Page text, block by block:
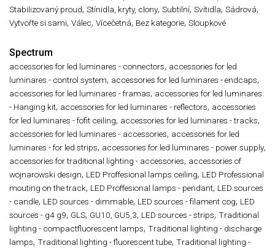
Stabilizovaný proud, Stínidla, kryty, clony, Subtilní, Svítidla, Sádrová,
Vytvořte si sami, Válec, Vícečetná, Bez kategorie, Sloupkové
Spectrum
accessories for led luminares - connectors, accessories for led
luminares - control system, accessories for led luminares - endcaps,
accessories for led luminares - framas, accessories for led luminares
- Hanging kit, accessories for led luminares - reflectors, accessories
for led luminares - fofit ceiling, accessories for led luminares - tracks,
accessories for led luminares - accessories, accessories for led
luminares - for led strips, accessories for led luminares - power supply,
accessories for traditional lighting - accessories, accessories of
wojnarowski design, LED Proffesional lamps ceiling, LED Professional
mouting on the track, LED Proffesional lamps - pendant, LED sources
- candle, LED sources - dimmable, LED sources - filament cog, LED
sources - g4 g9, GLS, GU10, GU5,3, LED sources - strips, Traditional
lighting - compactfluorescent lamps, Traditional lighting - discharge
lamps, Traditional lighting - fluorescent tube, Traditional lighting -